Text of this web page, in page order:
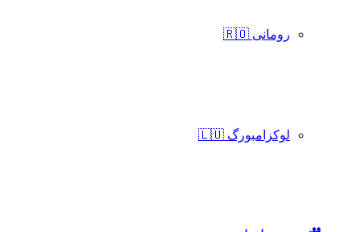
رومانی 🇷🇴
لوکزامبورگ 🇱🇺